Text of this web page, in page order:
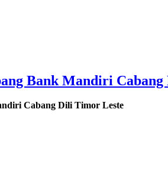
Bank Mandiri
Cabang Dili Timor Leste